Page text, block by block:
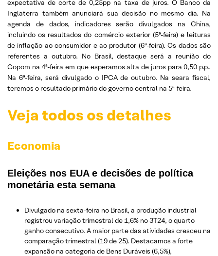
expectativa de corte de 0,25pp na taxa de juros. O Banco da
Inglaterra também anunciará sua decisão no mesmo dia. Na
agenda de dados, indicadores serão divulgados na China,
incluindo os resultados do comércio exterior (5ª-feira) e leituras
de inflação ao consumidor e ao produtor (6ª-feira). Os dados são
referentes a outubro. No Brasil, destaque será a reunião do
Copom na 4ª-feira em que esperamos alta de juros para 0,50 p.p..
Na 6ª-feira, será divulgado o IPCA de outubro. Na seara fiscal,
teremos o resultado primário do governo central na 5ª-feira.
Veja todos os detalhes
Economia
Eleições nos EUA e decisões de política
monetária esta semana
Divulgado na sexta-feira no Brasil, a produção industrial
registrou variação trimestral de 1,6% no 3T24, o quarto
ganho consecutivo. A maior parte das atividades cresceu na
comparação trimestral (19 de 25). Destacamos a forte
expansão na categoria de Bens Duráveis ​​(6,5%),